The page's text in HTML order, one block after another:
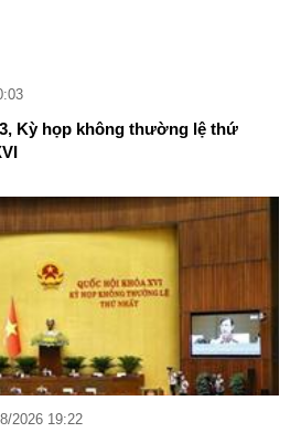
Kỳ họp không thường lệ thứ
2026 19:22